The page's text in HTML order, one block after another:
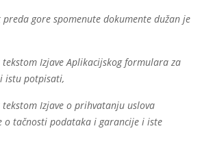
gore spomenute dokumente dužan je
tekstom Izjave Aplikacijskog formulara za
istu potpisati,
tekstom Izjave o prihvatanju uslova
o tačnosti podataka i garancije i iste